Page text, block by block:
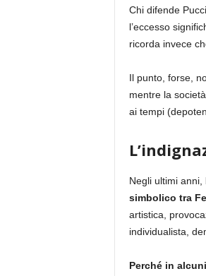
Chi difende
l’eccesso
ricorda invece
Il punto, forse,
mentre la
ai tempi
Negli ultimi
simbolico tra
artistica,
individualista,
Perché in